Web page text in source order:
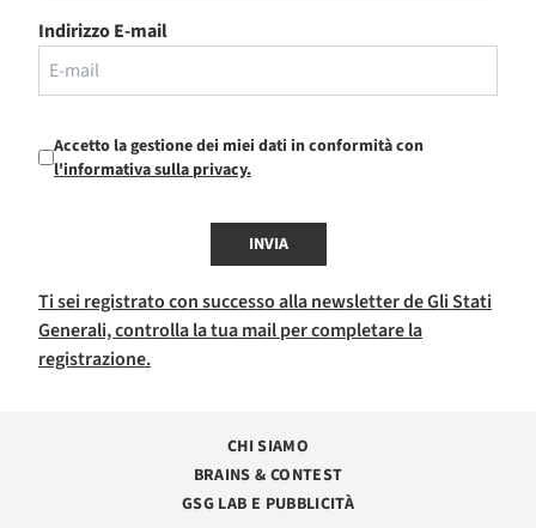
Indirizzo E-mail
Accetto la gestione dei miei dati in conformità con
l'informativa sulla privacy.
INVIA
Ti sei registrato con successo alla newsletter de Gli Stati
Generali, controlla la tua mail per completare la
registrazione.
CHI SIAMO
BRAINS & CONTEST
GSG LAB E PUBBLICITÀ